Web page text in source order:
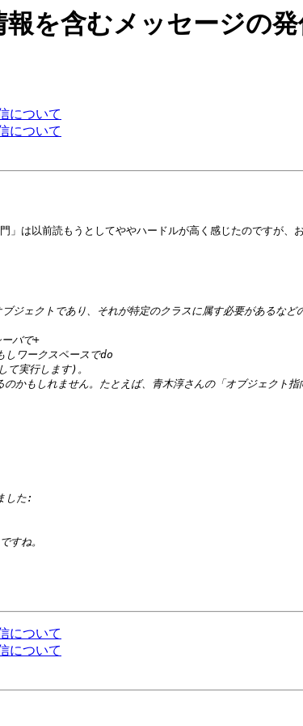
を含むメッセージの
について
について
は以前読もうとしてややハードルが高く感じたのですが、
について
について